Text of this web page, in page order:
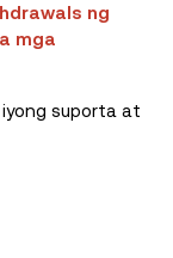
ng
mga
suporta at